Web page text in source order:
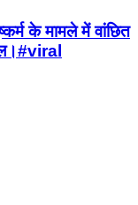
के मामले में वांछित